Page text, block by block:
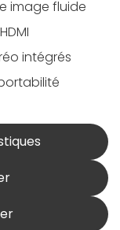
image fluide
intégrés